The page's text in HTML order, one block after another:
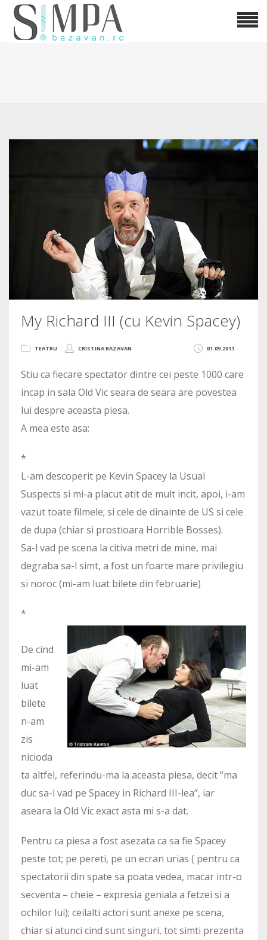
My Richard III (cu Kevin Spacey)
01.09.2011
TEATRU CRISTINA BAZAVAN
Stiu ca fiecare spectator dintre cei peste 1000 care
incap in sala Old Vic seara de seara are povestea
lui despre aceasta piesa.
A mea este asa:
*
L-am descoperit pe Kevin Spacey la Usual
Suspects si mi-a placut atit de mult incit, apoi, i-am
vazut toate filmele; si cele de dinainte de US si cele
de dupa (chiar si prostioara Horrible Bosses).
Sa-l vad pe scena la citiva metri de mine, mai
degraba sa-l simt, a fost un foarte mare privilegiu
si noroc (mi-am luat bilete din februarie)
*
De cind
mi-am
luat
bilete
n-am
zis
nicioda
ta altfel, referindu-ma la aceasta piesa, decit “ma
duc sa-l vad pe Spacey in Richard III-lea”, iar
aseara la Old Vic exact asta mi s-a dat.
Pentru ca piesa a fost asezata ca sa fie Spacey
peste tot; pe pereti, pe un ecran urias ( pentru ca
spectatorii din spate sa poata vedea, macar intr-o
secventa – cheie – expresia geniala a fetzei si a
ochilor lui); ceilalti actori sunt anexe pe scena,
chiar si atunci cind sunt singuri, tot simti prezenta